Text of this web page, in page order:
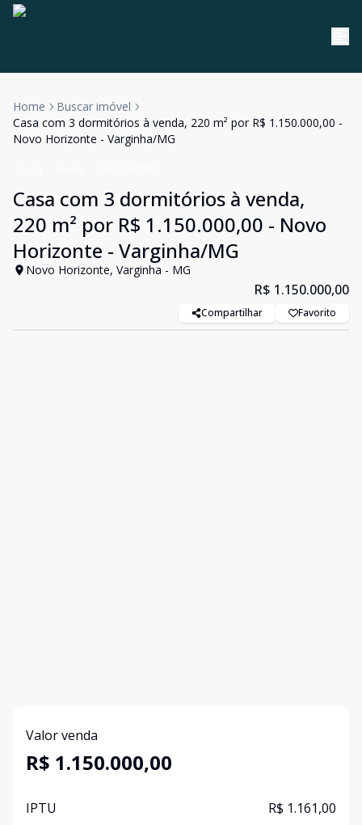
Home
Buscar imóvel
Casa com 3 dormitórios à venda, 220 m² por R$ 1.150.000,00 -
Novo Horizonte - Varginha/MG
Casa com 3 dormitórios à venda,
220 m² por R$ 1.150.000,00 - Novo
Horizonte - Varginha/MG
Novo Horizonte, Varginha - MG
R$ 1.150.000,00
Compartilhar Favorito
Valor venda
R$ 1.150.000,00
IPTU R$ 1.161,00